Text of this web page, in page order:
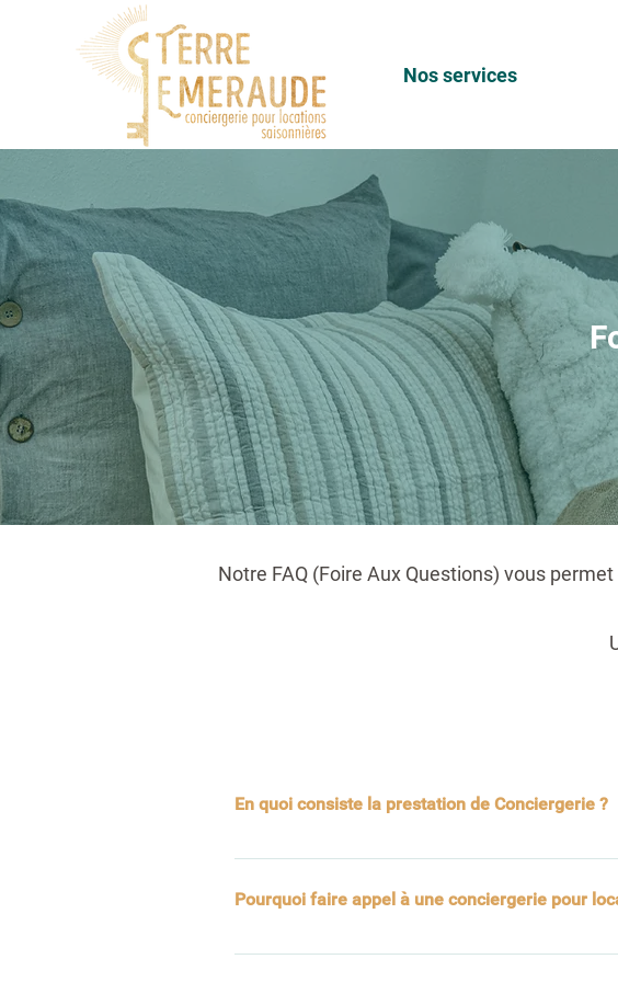
Nos services
Notre FAQ (Foire Aux Questions) vous
En quoi consiste la prestation de Conciergerie ?
La Conciergerie vous fait gagner un temps
nous occupons de tout :
Les check-in/check-out
Pourquoi faire appel à une conciergerie pour
Un accompagnement complet, Terre